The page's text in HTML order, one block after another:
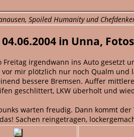
Spoiled Humanity und
in Unna,
irgendwann ins Auto gesetzt
mir plötzlich nur noch Qualm und
bessere Bremsen. Auffer
geschlittert, LKW überholt und
warten freudig. Dann kommt
Sachen reingetragen,